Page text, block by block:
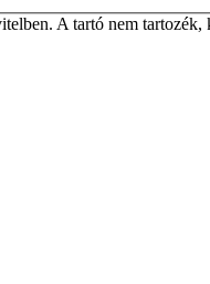
A tartó nem tartozék,